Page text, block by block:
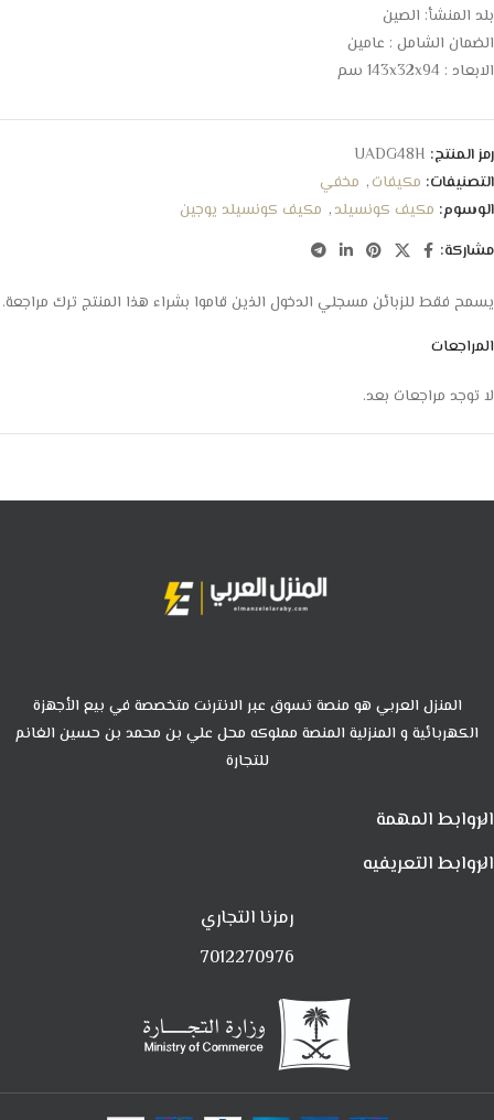
بلد المنشأ: الصين
الضمان الشامل : عامين
الابعاد : 143x32x94 سم
رمز المنتج: UADG48H
التصنيفات: مكيفات, مخفي
الوسوم: مكيف كونسيلد, مكيف كونسيلد يوجين
مشاركة:
المراجعات
لا توجد مراجعات بعد.
يسمح فقط للزبائن مسجلي الدخول الذين قاموا بشراء هذا المنتج ترك مراجعة.
المنزل العربي هو منصة تسوق عبر الانترنت متخصصة في بيع الأجهزة
الكهربائية و المنزلية المنصة مملوكه محل علي بن محمد بن حسين الغانم
للتجارة
الروابط المهمة
الروابط التعريفيه
رمزنا التجاري
7012270976